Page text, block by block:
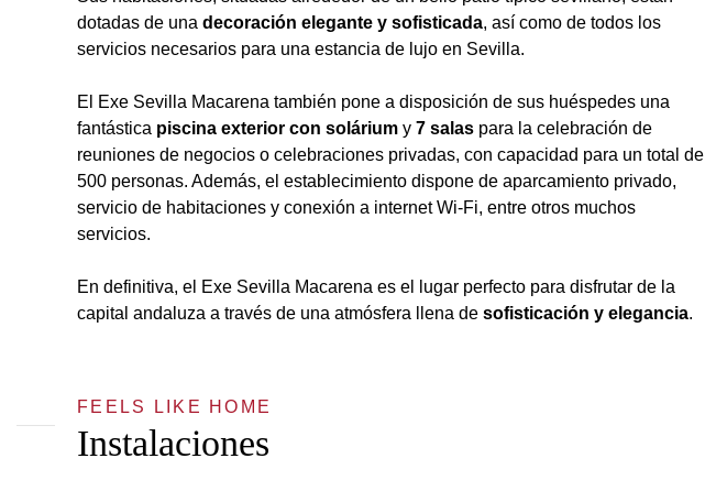
dotadas de una decoración elegante y sofisticada, así como de todos los
servicios necesarios para una estancia de lujo en Sevilla.
El Exe Sevilla Macarena también pone a disposición de sus huéspedes una
fantástica piscina exterior con solárium y 7 salas para la celebración de
reuniones de negocios o celebraciones privadas, con capacidad para un total de
500 personas. Además, el establecimiento dispone de aparcamiento privado,
servicio de habitaciones y conexión a internet Wi-Fi, entre otros muchos
servicios.
En definitiva, el Exe Sevilla Macarena es el lugar perfecto para disfrutar de la
capital andaluza a través de una atmósfera llena de sofisticación y elegancia.
FEELS LIKE HOME
Instalaciones